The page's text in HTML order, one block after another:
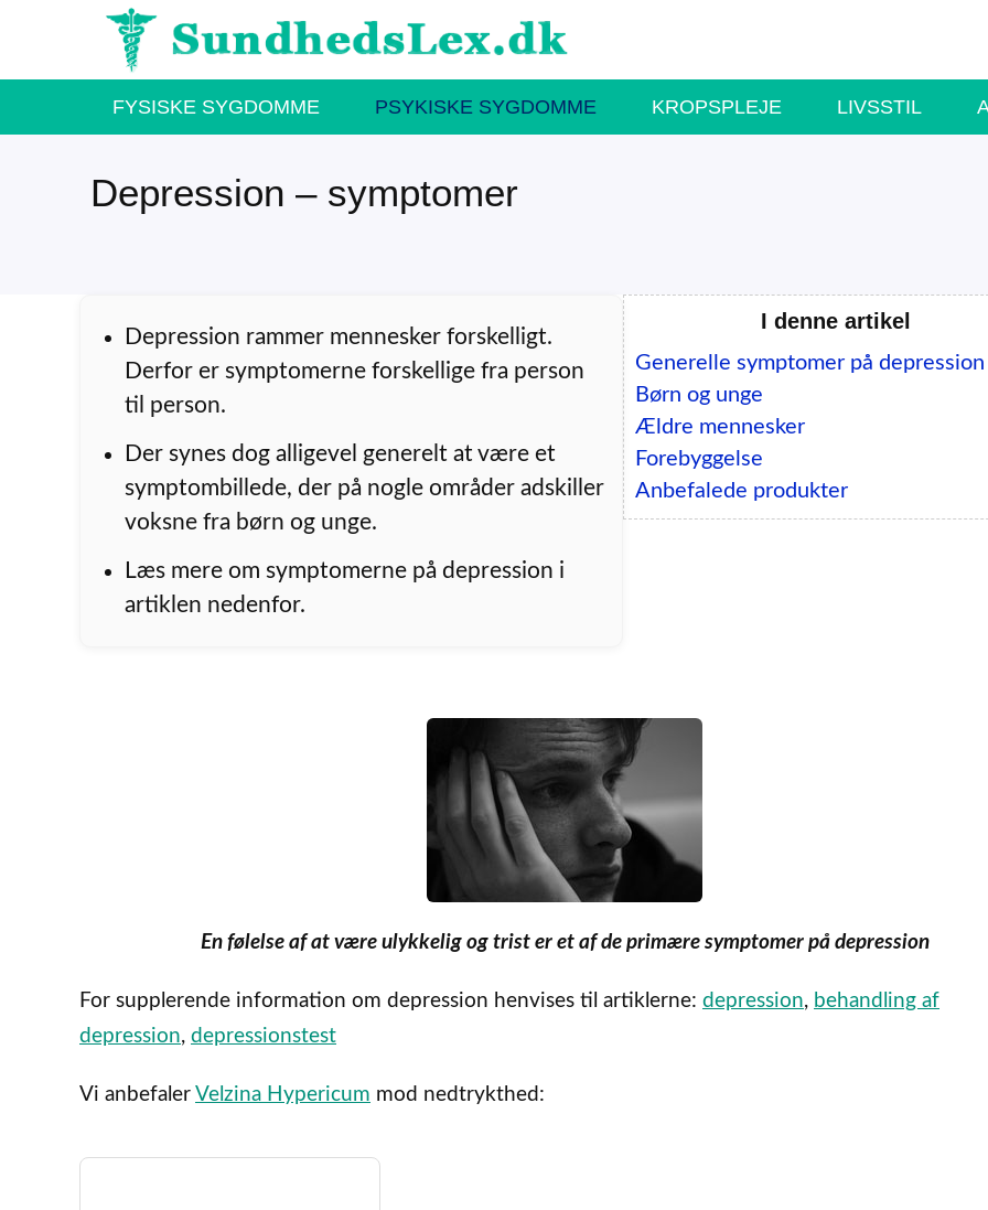
indhold
FYSISKE SYGDOMME PSYKISKE SYGDOMME KROPSPLEJE LIVSSTIL
Depression – symptomer
Depression rammer mennesker forskelligt.
Derfor er symptomerne forskellige fra person
til person.
Der synes dog alligevel generelt at være et
symptombillede, der på nogle områder adskiller
voksne fra børn og unge.
Læs mere om symptomerne på depression i
artiklen nedenfor.
I denne artikel
Generelle symptomer på depression
Børn og unge
Ældre mennesker
Forebyggelse
Anbefalede produkter
En følelse af at være ulykkelig og trist er et af de primære symptomer på depression
For supplerende information om depression henvises til artiklerne: depression, behandling af
depression, depressionstest
Vi anbefaler Velzina Hypericum mod nedtrykthed: